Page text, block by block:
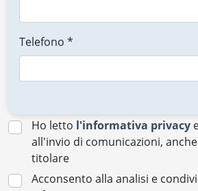
Telefono *
Ho letto l'informativa privacy
all'invio di comunicazioni,
titolare
Acconsento alla analisi e